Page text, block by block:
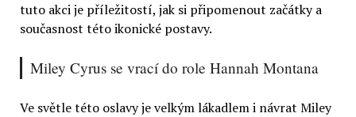
tuto akci je příležitostí, jak si připomenout začátky a
současnost této ikonické postavy.
Miley Cyrus se vrací do role Hannah Montana
Ve světle této oslavy je velkým lákadlem i návrat Miley